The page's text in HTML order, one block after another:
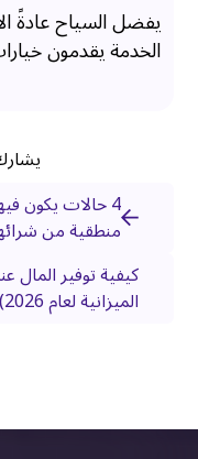
يفضل السياح عادةً
الخدمة يقدمون
4 حالات يكون
منطقية من
كيفية توفير
الميزانية لعام 2026)